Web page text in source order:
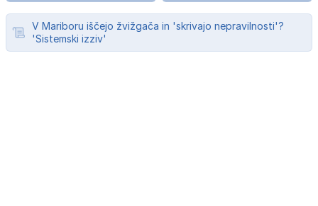
V Mariboru iščejo žvižgača in 'skrivajo nepravilnosti'?
'Sistemski izziv'